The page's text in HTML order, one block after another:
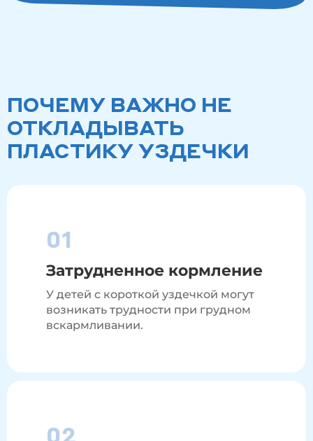
ПОЧЕМУ ВАЖНО НЕ
ОТКЛАДЫВАТЬ
ПЛАСТИКУ УЗДЕЧКИ
01
Затрудненное кормление
У детей с короткой уздечкой могут
возникать трудности при грудном
вскармливании.
02